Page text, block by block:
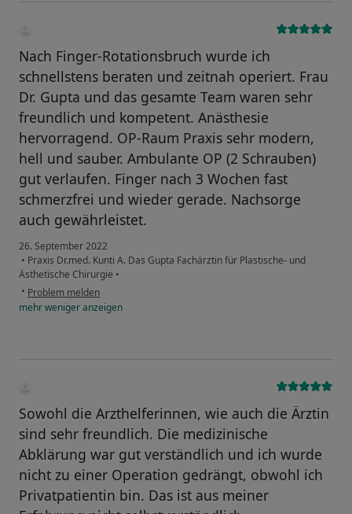
Nach Finger-Rotationsbruch wurde ich
schnellstens beraten und zeitnah operiert. Frau
Dr. Gupta und das gesamte Team waren sehr
freundlich und kompetent. Anästhesie
hervorragend. OP-Raum Praxis sehr modern,
hell und sauber. Ambulante OP (2 Schrauben)
gut verlaufen. Finger nach 3 Wochen fast
schmerzfrei und wieder gerade. Nachsorge
auch gewährleistet.
26. September 2022
• Praxis Dr.med. Kunti A. Das Gupta Fachärztin für Plastische- und
Ästhetische Chirurgie •
• Problem melden
mehrwenigeranzeigen
Sowohl die Arzthelferinnen, wie auch die Ärztin
sind sehr freundlich. Die medizinische
Abklärung war gut verständlich und ich wurde
nicht zu einer Operation gedrängt, obwohl ich
Privatpatientin bin. Das ist aus meiner